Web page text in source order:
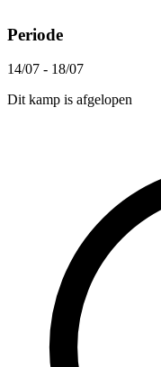
Periode
14/07 - 18/07
Dit kamp is afgelopen